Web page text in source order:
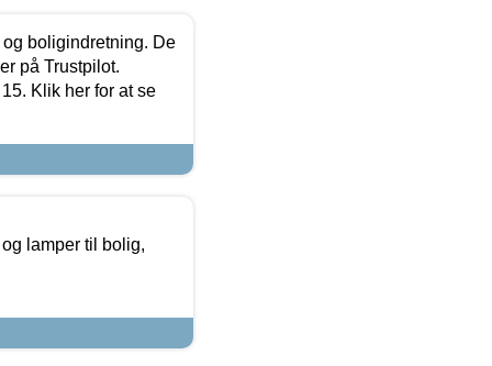
boligindretning. De
på Trustpilot.
Klik her for at se
lamper til bolig,